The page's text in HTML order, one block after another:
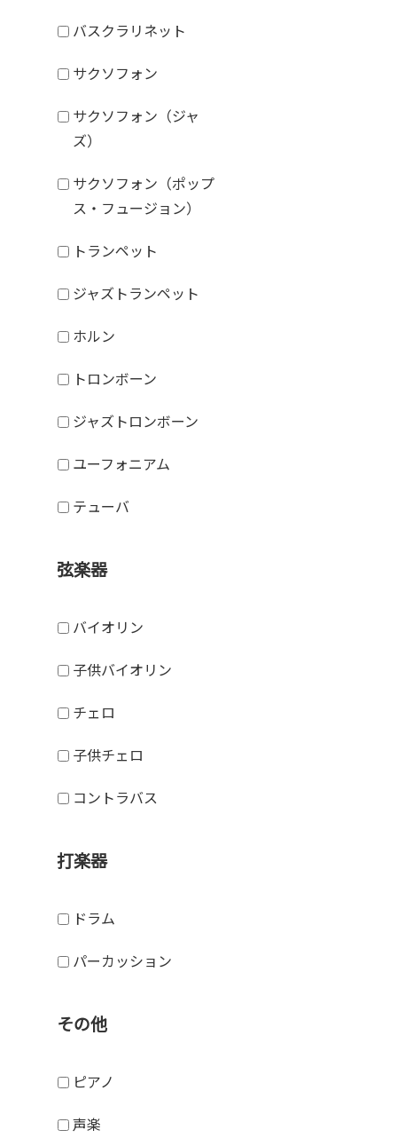
バスクラリネット
サクソフォン
サクソフォン（ジャ
ズ）
サクソフォン（ポップ
ス・フュージョン）
トランペット
ジャズトランペット
ホルン
トロンボーン
ジャズトロンボーン
ユーフォニアム
テューバ
弦楽器
バイオリン
子供バイオリン
チェロ
子供チェロ
コントラバス
打楽器
ドラム
パーカッション
その他
ピアノ
声楽